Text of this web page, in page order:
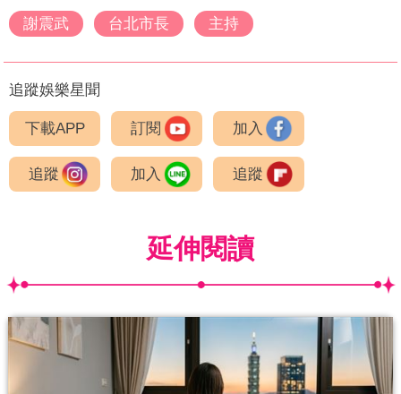
謝震武 台北市長 主持
追蹤娛樂星聞
下載APP 訂閱 加入
追蹤 加入 追蹤
延伸閱讀